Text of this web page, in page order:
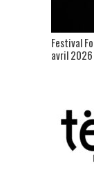
Festival
avril 2026